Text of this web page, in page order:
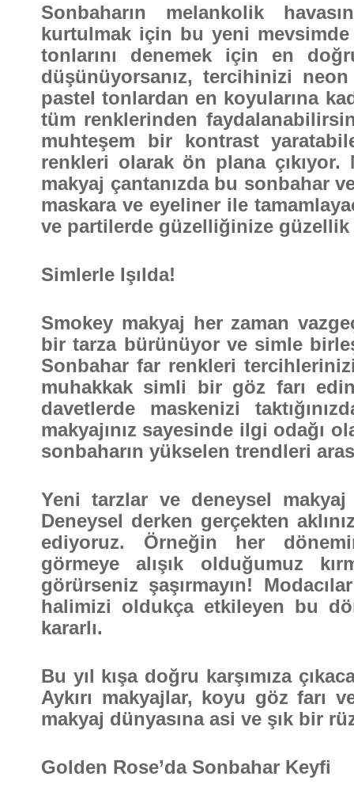
Sonbaharın melankolik
kurtulmak için bu yeni
tonlarını denemek için en
düşünüyorsanız, tercihinizi
pastel tonlardan en koyularına
tüm renklerinden
muhteşem bir kontrast
renkleri olarak ön plana
makyaj çantanızda bu sonbahar
maskara ve eyeliner ile
ve partilerde güzelliğinize güzellik
Simlerle Işılda!
Smokey makyaj her zaman
bir tarza bürünüyor ve simle
Sonbahar far renkleri
muhakkak simli bir göz farı
davetlerde maskenizi
makyajınız sayesinde ilgi odağı
sonbaharın yükselen trendleri
Yeni tarzlar ve deneysel
Deneysel derken gerçekten
ediyoruz. Örneğin her
görmeye alışık olduğumuz
görürseniz şaşırmayın!
halimizi oldukça etkileyen bu
kararlı.
Bu yıl kışa doğru karşımıza
Aykırı makyajlar, koyu göz farı
makyaj dünyasına asi ve şık bir
Golden Rose’da Sonbahar Keyfi